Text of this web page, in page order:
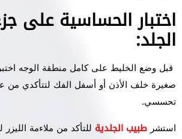
اختبار الحساسية على
الجلد:
قبل وضع الخليط على كامل منطقة الوجه
صغيرة خلف الأذن أو أسفل الفك لتتأكدي من
تحسسي.
استشرطبيب الجلدية للتأكد من ملاءمة